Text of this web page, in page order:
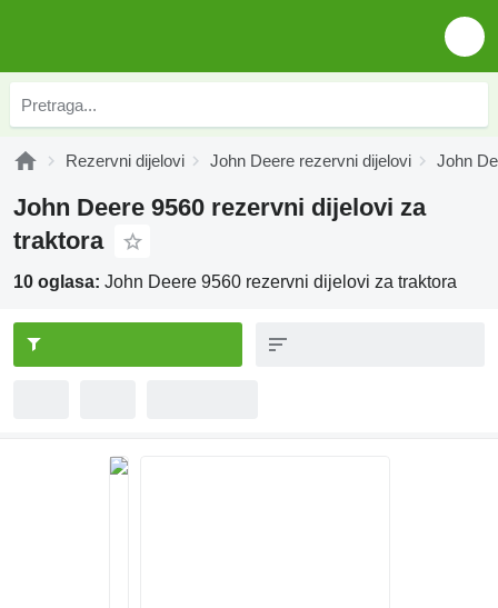
Rezervni dijelovi John Deere rezervni dijelovi John
John Deere 9560 rezervni dijelovi za
traktora
10 oglasa: John Deere 9560 rezervni dijelovi za traktora